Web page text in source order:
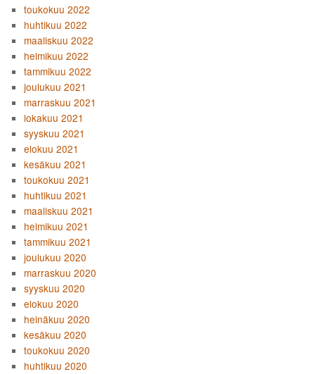
toukokuu 2022
huhtikuu 2022
maaliskuu 2022
helmikuu 2022
tammikuu 2022
joulukuu 2021
marraskuu 2021
lokakuu 2021
syyskuu 2021
elokuu 2021
kesäkuu 2021
toukokuu 2021
huhtikuu 2021
maaliskuu 2021
helmikuu 2021
tammikuu 2021
joulukuu 2020
marraskuu 2020
syyskuu 2020
elokuu 2020
heinäkuu 2020
kesäkuu 2020
toukokuu 2020
huhtikuu 2020